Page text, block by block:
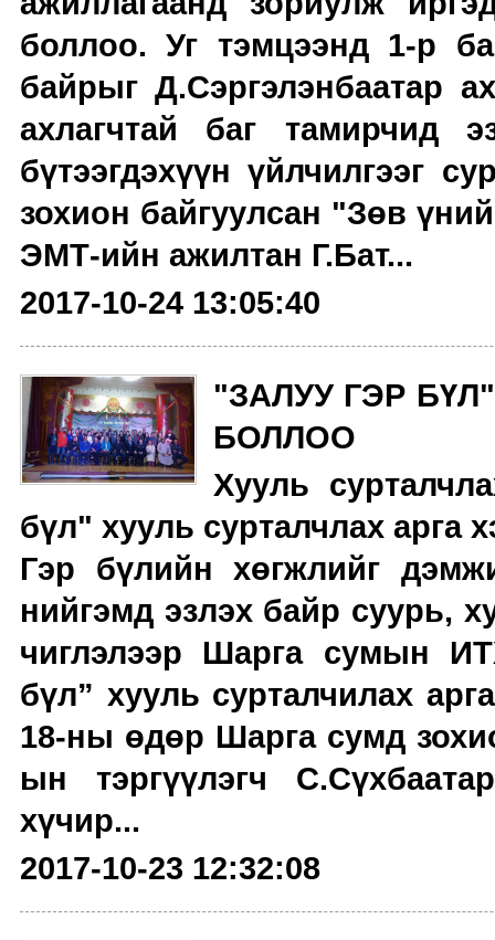
боллоо. Уг тэмцээнд 1-р
байрыг Д.Сэргэлэнбаатар
ахлагчтай баг тамирчид
бүтээгдэхүүн үйлчилгээг
зохион байгуулсан "Зөв
ЭМТ-ийн ажилтан Г.Бат...
2017-10-24 13:05:40
"ЗАЛУУ ГЭР
БОЛЛОО
Хууль
бүл" хууль сурталчлах арга
Гэр бүлийн хөгжлийг
нийгэмд эзлэх байр суурь,
чиглэлээр Шарга сумын
бүл” хууль сурталчилах
18-ны өдөр Шарга сумд
ын тэргүүлэгч
хүчир...
2017-10-23 12:32:08